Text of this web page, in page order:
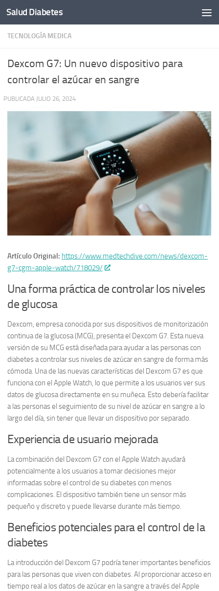
Saltar al contenido
Salud Diabetes
TECNOLOGÍA MEDICA
Dexcom G7: Un nuevo dispositivo para
controlar el azúcar en sangre
Artículo Original: https://www.medtechdive.com/news/dexcom-
g7-cgm-apple-watch/718029/
Una forma práctica de controlar los niveles
de glucosa
Dexcom, empresa conocida por sus dispositivos de monitorización
continua de la glucosa (MCG), presenta el Dexcom G7. Esta nueva
versión de su MCG está diseñada para ayudar a las personas con
diabetes a controlar sus niveles de azúcar en sangre de forma más
cómoda. Una de las nuevas características del Dexcom G7 es que
funciona con el Apple Watch, lo que permite a los usuarios ver sus
datos de glucosa directamente en su muñeca. Esto debería facilitar
a las personas el seguimiento de su nivel de azúcar en sangre a lo
largo del día, sin tener que llevar un dispositivo por separado.
Experiencia de usuario mejorada
La combinación del Dexcom G7 con el Apple Watch ayudará
potencialmente a los usuarios a tomar decisiones mejor
informadas sobre el control de su diabetes con menos
complicaciones. El dispositivo también tiene un sensor más
pequeño y discreto y puede llevarse durante más tiempo.
Beneficios potenciales para el control de la
diabetes
La introducción del Dexcom G7 podría tener importantes beneficios
para las personas que viven con diabetes. Al proporcionar acceso en
tiempo real a los datos de azúcar en la sangre a través del Apple